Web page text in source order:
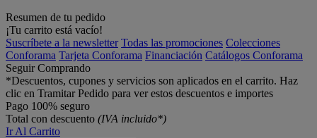
Resumen de tu pedido
¡Tu carrito está vacío!
Suscríbete a la newsletter Todas las promociones Colecciones
Conforama Tarjeta Conforama Financiación Catálogos Conforama
Seguir Comprando
*Descuentos, cupones y servicios son aplicados en el carrito. Haz
clic en Tramitar Pedido para ver estos descuentos e importes
Pago 100% seguro
Total con descuento (IVA incluido*)
Ir Al Carrito